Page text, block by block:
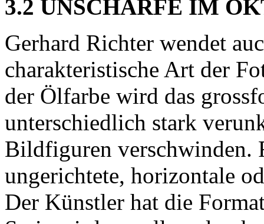
3.2 UNSCHÄRFE IM
Gerhard Richter wendet
charakteristische Art der
der Ölfarbe wird das
unterschiedlich stark
Bildfiguren verschwinden.
ungerichtete, horizontale
Der Künstler hat die